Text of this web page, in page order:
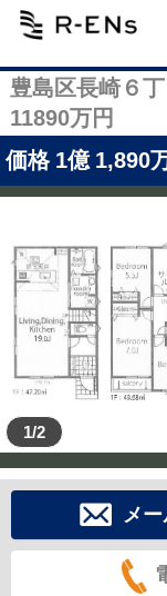
豊島区長崎６
11890万円
価格 1億 1,890
1/2
メ